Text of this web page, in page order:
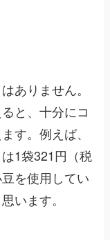
ありません。
と、十分にコ
す。例えば、
1袋321円（税
を使用してい
います。